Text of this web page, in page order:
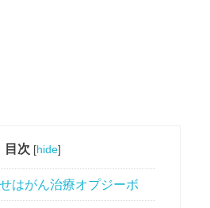
目次 [hide]
はがん治療オプジーボ